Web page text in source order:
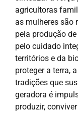
agricultoras
as mulheres são
pela produção
pelo cuidado
territórios e da
proteger a terra,
tradições que
geradora é
produzir,